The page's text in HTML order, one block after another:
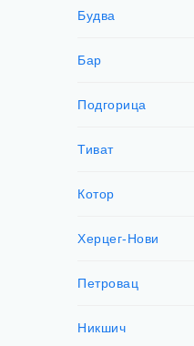
Будва
Бар
Подгорица
Тиват
Котор
Херцег-Нови
Петровац
Никшич